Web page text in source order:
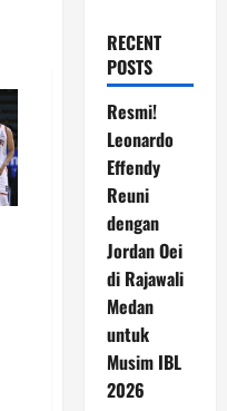
RECENT
POSTS
Resmi!
Leonardo
Effendy
Reuni
dengan
Jordan Oei
di Rajawali
Medan
untuk
Musim IBL
2026